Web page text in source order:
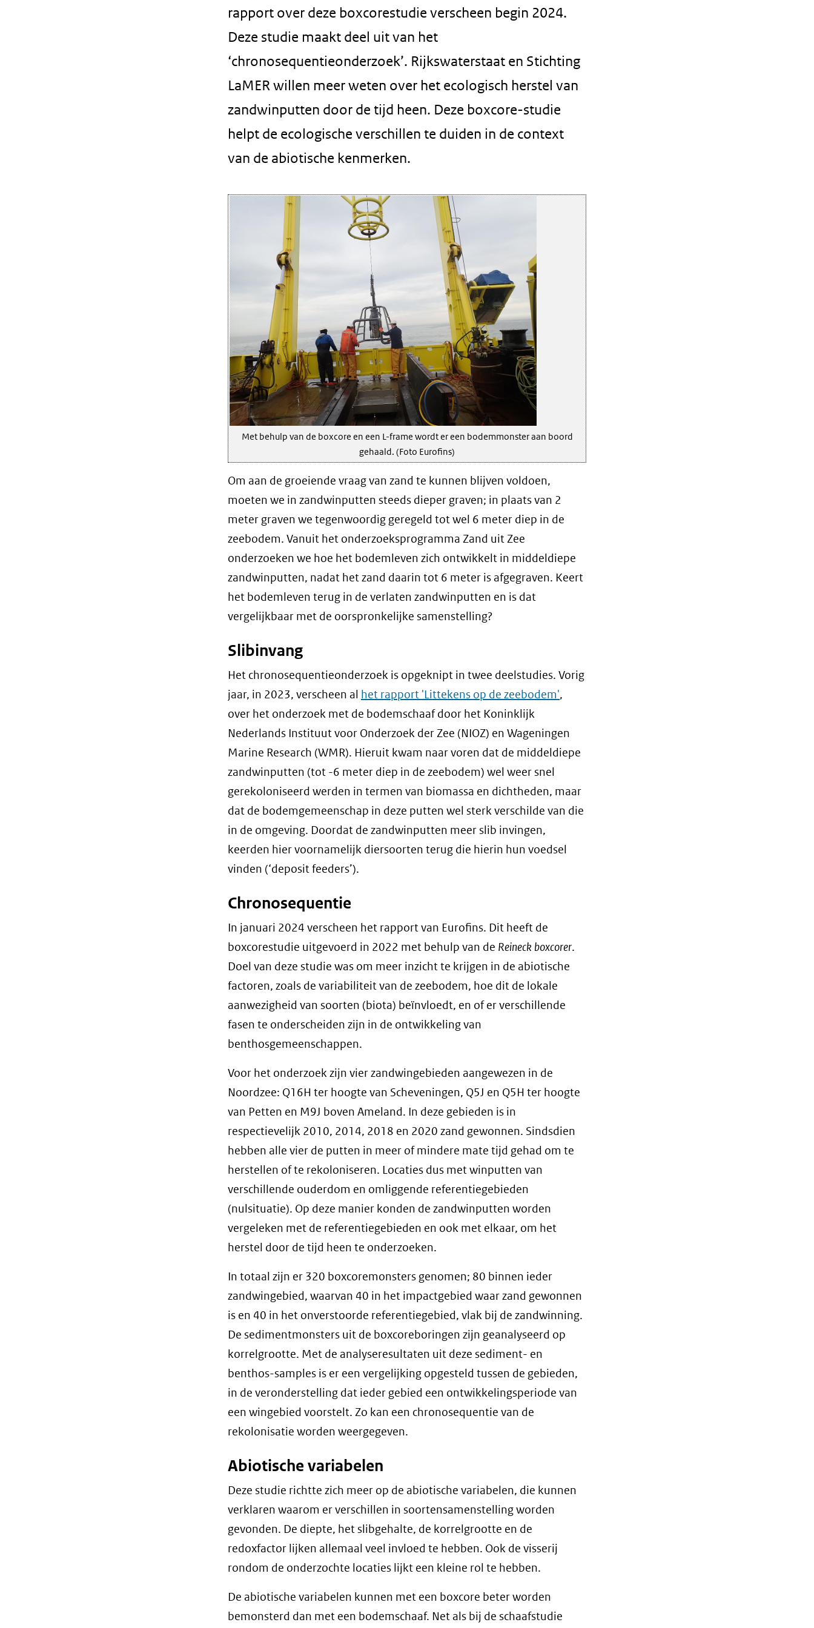
rapport over deze boxcorestudie verscheen begin 2024.
Deze studie maakt deel uit van het
‘chronosequentieonderzoek’. Rijkswaterstaat en Stichting
LaMER willen meer weten over het ecologisch herstel van
zandwinputten door de tijd heen. Deze boxcore-studie
helpt de ecologische verschillen te duiden in de context
van de abiotische kenmerken.
Met behulp van de boxcore en een L-frame wordt er een bodemmonster aan boord
gehaald. (Foto Eurofins)
Om aan de groeiende vraag van zand te kunnen blijven voldoen,
moeten we in zandwinputten steeds dieper graven; in plaats van 2
meter graven we tegenwoordig geregeld tot wel 6 meter diep in de
zeebodem. Vanuit het onderzoeksprogramma Zand uit Zee
onderzoeken we hoe het bodemleven zich ontwikkelt in middeldiepe
zandwinputten, nadat het zand daarin tot 6 meter is afgegraven. Keert
het bodemleven terug in de verlaten zandwinputten en is dat
vergelijkbaar met de oorspronkelijke samenstelling?
Slibinvang
Het chronosequentieonderzoek is opgeknipt in twee deelstudies. Vorig
jaar, in 2023, verscheen al het rapport 'Littekens op de zeebodem',
over het onderzoek met de bodemschaaf door het Koninklijk
Nederlands Instituut voor Onderzoek der Zee (NIOZ) en Wageningen
Marine Research (WMR). Hieruit kwam naar voren dat de middeldiepe
zandwinputten (tot -6 meter diep in de zeebodem) wel weer snel
gerekoloniseerd werden in termen van biomassa en dichtheden, maar
dat de bodemgemeenschap in deze putten wel sterk verschilde van die
in de omgeving. Doordat de zandwinputten meer slib invingen,
keerden hier voornamelijk diersoorten terug die hierin hun voedsel
vinden (‘deposit feeders’).
Chronosequentie
In januari 2024 verscheen het rapport van Eurofins. Dit heeft de
boxcorestudie uitgevoerd in 2022 met behulp van de Reineck boxcorer.
Doel van deze studie was om meer inzicht te krijgen in de abiotische
factoren, zoals de variabiliteit van de zeebodem, hoe dit de lokale
aanwezigheid van soorten (biota) beïnvloedt, en of er verschillende
fasen te onderscheiden zijn in de ontwikkeling van
benthosgemeenschappen.
Voor het onderzoek zijn vier zandwingebieden aangewezen in de
Noordzee: Q16H ter hoogte van Scheveningen, Q5J en Q5H ter hoogte
van Petten en M9J boven Ameland. In deze gebieden is in
respectievelijk 2010, 2014, 2018 en 2020 zand gewonnen. Sindsdien
hebben alle vier de putten in meer of mindere mate tijd gehad om te
herstellen of te rekoloniseren. Locaties dus met winputten van
verschillende ouderdom en omliggende referentiegebieden
(nulsituatie). Op deze manier konden de zandwinputten worden
vergeleken met de referentiegebieden en ook met elkaar, om het
herstel door de tijd heen te onderzoeken.
In totaal zijn er 320 boxcoremonsters genomen; 80 binnen ieder
zandwingebied, waarvan 40 in het impactgebied waar zand gewonnen
is en 40 in het onverstoorde referentiegebied, vlak bij de zandwinning.
De sedimentmonsters uit de boxcoreboringen zijn geanalyseerd op
korrelgrootte. Met de analyseresultaten uit deze sediment- en
benthos-samples is er een vergelijking opgesteld tussen de gebieden,
in de veronderstelling dat ieder gebied een ontwikkelingsperiode van
een wingebied voorstelt. Zo kan een chronosequentie van de
rekolonisatie worden weergegeven.
Abiotische variabelen
Deze studie richtte zich meer op de abiotische variabelen, die kunnen
verklaren waarom er verschillen in soortensamenstelling worden
gevonden. De diepte, het slibgehalte, de korrelgrootte en de
redoxfactor lijken allemaal veel invloed te hebben. Ook de visserij
rondom de onderzochte locaties lijkt een kleine rol te hebben.
De abiotische variabelen kunnen met een boxcore beter worden
bemonsterd dan met een bodemschaaf. Net als bij de schaafstudie